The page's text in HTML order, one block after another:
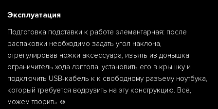
Эксплуатация
Подготовка подставки к работе элементарная: после
распаковки необходимо задать угол наклона,
отрегулировав ножки аксессуара, изъять из донышка
ограничитель хода лэптопа, установить его в крышку и
подключить USB-кабель к к свободному разъему ноутбука,
который требуется водрузить на эту конструкцию. Всё,
можем творить ☺️